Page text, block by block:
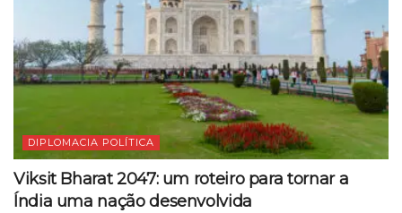
DIPLOMACIA POLÍTICA
Viksit Bharat 2047: um roteiro para tornar a
Índia uma nação desenvolvida